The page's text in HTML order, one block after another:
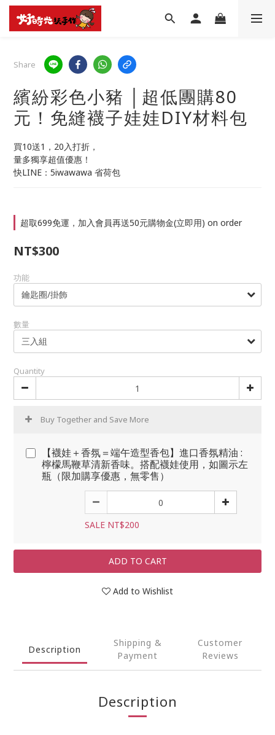
Share
繽紛彩色小豬 │超低團購80
元！免縫襪子娃娃DIY材料包
買10送1，20入打折，
量多獨享超值優惠！
快LINE：5iwawawa 省荷包
超取699免運，加入會員再送50元購物金(立即用) on order
NT$300
功能
數量
Quantity
Buy Together and Save More
【襪娃＋香氛＝端午造型香包】進口香氛精油 :
檸檬馬鞭草清新香味。搭配襪娃使用，如圖示左
瓶（限加購享優惠，無零售）
SALE NT$200
ADD TO CART
Add to Wishlist
Description
Shipping &
Payment
Customer
Reviews
Description